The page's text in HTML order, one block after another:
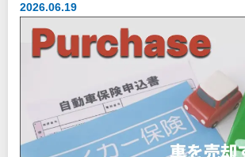
2026.06.19